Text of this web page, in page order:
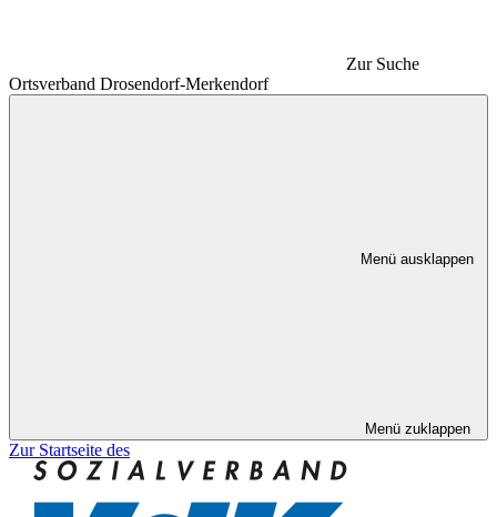
Zur Suche
Ortsverband Drosendorf-Merkendorf
Menü ausklappen
Menü zuklappen
Zur Startseite des